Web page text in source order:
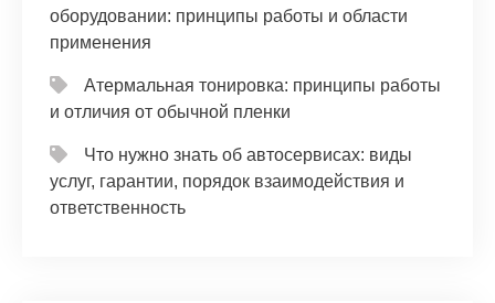
оборудовании: принципы работы и области
применения
Атермальная тонировка: принципы работы
и отличия от обычной пленки
Что нужно знать об автосервисах: виды
услуг, гарантии, порядок взаимодействия и
ответственность